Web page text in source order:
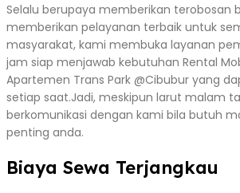
Selalu berupaya memberikan terobosan
memberikan pelayanan terbaik untuk
masyarakat, kami membuka layanan
jam siap menjawab kebutuhan Rental
Apartemen Trans Park @Cibubur yang
setiap saat.Jadi, meskipun larut malam
berkomunikasi dengan kami bila butuh
penting anda.
Biaya Sewa Terjangkau